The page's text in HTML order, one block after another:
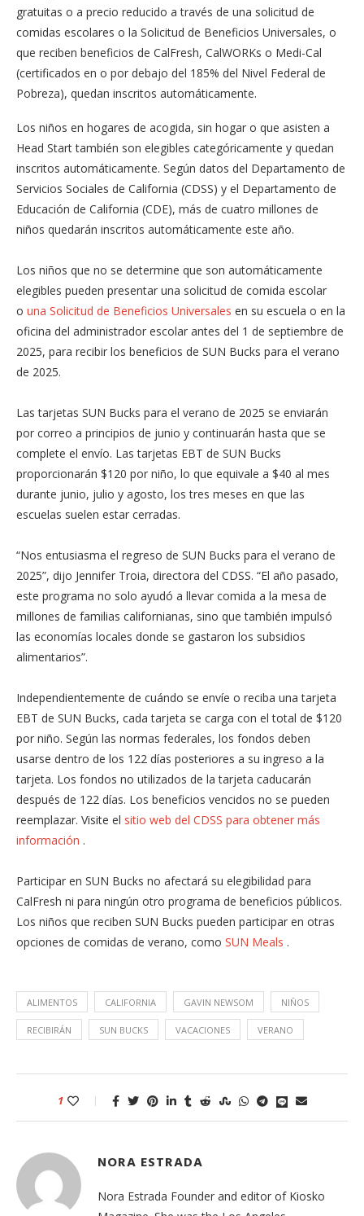
gratuitas o a precio reducido a través de una solicitud de
comidas escolares o la Solicitud de Beneficios Universales, o
que reciben beneficios de CalFresh, CalWORKs o Medi-Cal
(certificados en o por debajo del 185% del Nivel Federal de
Pobreza), quedan inscritos automáticamente.
Los niños en hogares de acogida, sin hogar o que asisten a
Head Start también son elegibles categóricamente y quedan
inscritos automáticamente. Según datos del Departamento de
Servicios Sociales de California (CDSS) y el Departamento de
Educación de California (CDE), más de cuatro millones de
niños quedarán inscritos automáticamente este año.
Los niños que no se determine que son automáticamente
elegibles pueden presentar una solicitud de comida escolar
o una Solicitud de Beneficios Universales en su escuela o en la
oficina del administrador escolar antes del 1 de septiembre de
2025, para recibir los beneficios de SUN Bucks para el verano
de 2025.
Las tarjetas SUN Bucks para el verano de 2025 se enviarán
por correo a principios de junio y continuarán hasta que se
complete el envío. Las tarjetas EBT de SUN Bucks
proporcionarán $120 por niño, lo que equivale a $40 al mes
durante junio, julio y agosto, los tres meses en que las
escuelas suelen estar cerradas.
“Nos entusiasma el regreso de SUN Bucks para el verano de
2025”, dijo Jennifer Troia, directora del CDSS. “El año pasado,
este programa no solo ayudó a llevar comida a la mesa de
millones de familias californianas, sino que también impulsó
las economías locales donde se gastaron los subsidios
alimentarios”.
Independientemente de cuándo se envíe o reciba una tarjeta
EBT de SUN Bucks, cada tarjeta se carga con el total de $120
por niño. Según las normas federales, los fondos deben
usarse dentro de los 122 días posteriores a su ingreso a la
tarjeta. Los fondos no utilizados de la tarjeta caducarán
después de 122 días. Los beneficios vencidos no se pueden
reemplazar. Visite el sitio web del CDSS para obtener más
información .
Participar en SUN Bucks no afectará su elegibilidad para
CalFresh ni para ningún otro programa de beneficios públicos.
Los niños que reciben SUN Bucks pueden participar en otras
opciones de comidas de verano, como SUN Meals .
ALIMENTOS CALIFORNIA GAVIN NEWSOM NIÑOS
RECIBIRÁN SUN BUCKS VACACIONES VERANO
1
NORA ESTRADA
Nora Estrada Founder and editor of Kiosko